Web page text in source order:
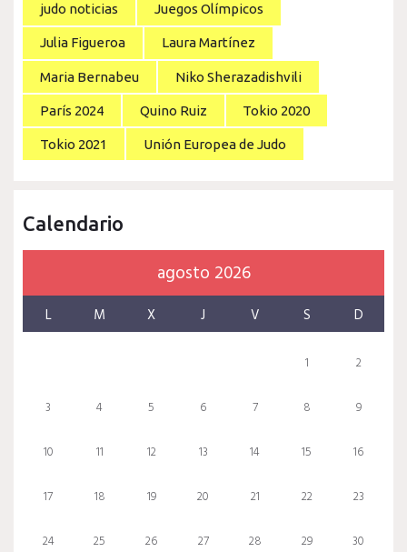
judo noticias Juegos Olímpicos
Julia Figueroa Laura Martínez
Maria Bernabeu Niko Sherazadishvili
París 2024 Quino Ruiz Tokio 2020
Tokio 2021 Unión Europea de Judo
Calendario
agosto 2026
L M X J V S D
1 2
3 4 5 6 7 8 9
10 11 12 13 14 15 16
17 18 19 20 21 22 23
24 25 26 27 28 29 30